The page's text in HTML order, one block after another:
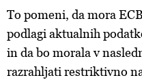
To pomeni, da mora
podlagi aktualnih
in da bo morala v
razrahljati restriktivno